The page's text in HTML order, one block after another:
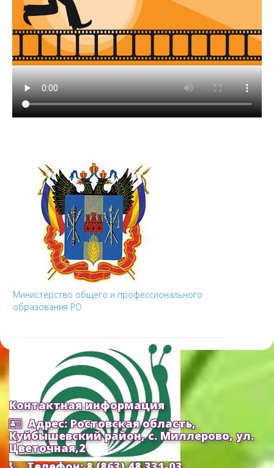
Министерство общего и профессионального
образования РО
Контактная информация
Адрес: Ростовская область,
Куйбышевский район, с. Миллерово, ул.
Цветочная,2